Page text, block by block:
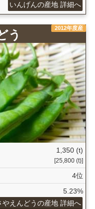
いんげんの産地 詳細へ
2012年度産
う
1,350 (t)
[25,800 (t)]
4位
5.23%
やえんどうの産地 詳細へ